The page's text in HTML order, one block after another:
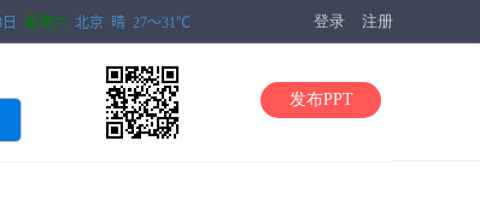
登录 注册
发布PPT